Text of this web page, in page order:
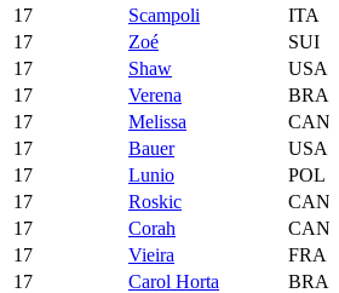
17
Scampoli ITA
17
Zoé SUI
17
Shaw USA
17
Verena BRA
17
Melissa CAN
17
Bauer USA
17
Lunio POL
17
Roskic CAN
17
Corah CAN
17
Vieira FRA
17
Carol Horta BRA